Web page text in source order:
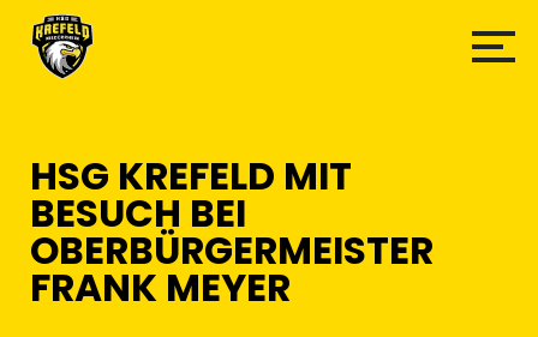
HSG KREFELD MIT
BESUCH BEI
OBERBÜRGERMEISTER
FRANK MEYER